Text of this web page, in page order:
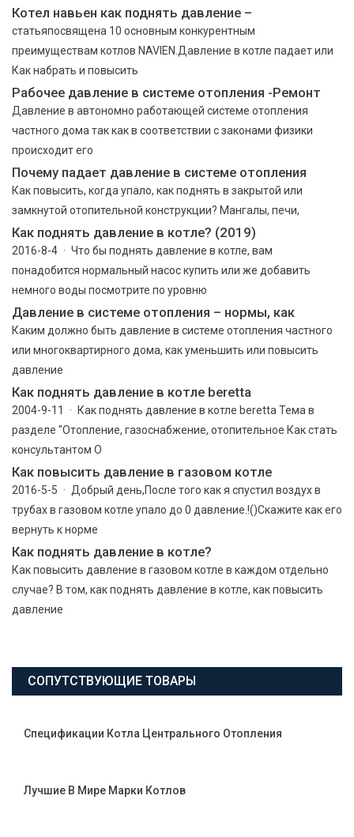
Котел навьен как поднять давление –
статьяпосвящена 10 основным конкурентным
преимуществам котлов NAVIEN.Давление в котле падает или
Как набрать и повысить
Рабочее давление в системе отопления -Ремонт
Давление в автономно работающей системе отопления
частного дома так как в соответствии с законами физики
происходит его
Почему падает давление в системе отопления
Как повысить, когда упало, как поднять в закрытой или
замкнутой отопительной конструкции? Мангалы, печи,
Как поднять давление в котле? (2019)
2016-8-4 · Что бы поднять давление в котле, вам
понадобится нормальный насос купить или же добавить
немного воды посмотрите по уровню
Давление в системе отопления – нормы, как
Каким должно быть давление в системе отопления частного
или многоквартирного дома, как уменьшить или повысить
давление
Как поднять давление в котле beretta
2004-9-11 · Как поднять давление в котле beretta Тема в
разделе "Отопление, газоснабжение, отопительное Как стать
консультантом О
Как повысить давление в газовом котле
2016-5-5 · Добрый день,После того как я спустил воздух в
трубах в газовом котле упало до 0 давление.!()Скажите как его
вернуть к норме
Как поднять давление в котле?
Как повысить давление в газовом котле в каждом отдельно
случае? В том, как поднять давление в котле, как повысить
давление
СОПУТСТВУЮЩИЕ ТОВАРЫ
Спецификации Котла Центрального Отопления
Лучшие В Мире Марки Котлов